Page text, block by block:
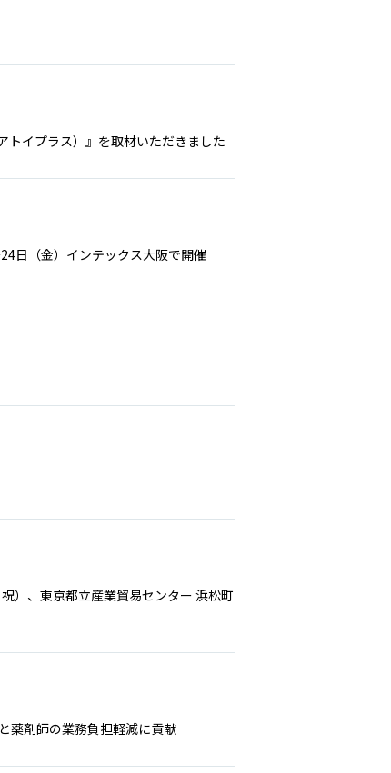
トイプラス）』を取材いただきました
日（金）インテックス大阪で開催
）、東京都立産業貿易センター 浜松町
薬剤師の業務負担軽減に貢献